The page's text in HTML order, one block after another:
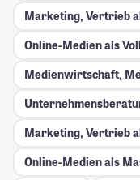
Marketing, Vertrieb
Online-Medien als
Medienwirtschaft,
Marketing, Vertrieb
Online-Medien als